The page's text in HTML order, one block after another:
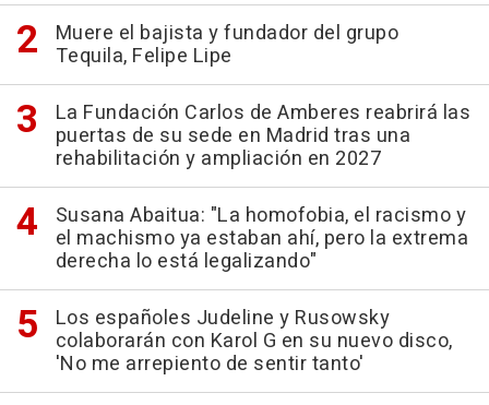
Muere el bajista y fundador del grupo
Tequila, Felipe Lipe
La Fundación Carlos de Amberes reabrirá las
puertas de su sede en Madrid tras una
rehabilitación y ampliación en 2027
Susana Abaitua: "La homofobia, el racismo y
el machismo ya estaban ahí, pero la extrema
derecha lo está legalizando"
Los españoles Judeline y Rusowsky
colaborarán con Karol G en su nuevo disco,
'No me arrepiento de sentir tanto'